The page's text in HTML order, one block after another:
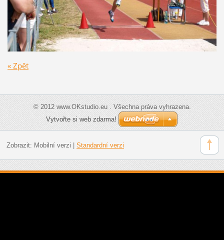
« Zpět
© 2012 www.OKstudio.eu . Všechna práva vyhrazena.
Vytvořte si web zdarma!
Zobrazit: Mobilní verzi Standardní verzi